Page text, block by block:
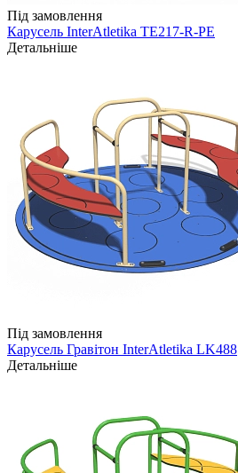
Під замовлення
Карусель InterAtletika TE217-R-PE
Детальніше
Під замовлення
Карусель Гравітон InterAtletika LK488
Детальніше